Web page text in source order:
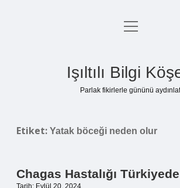
Anasayfa
Yasal Uyarı
menüyü
Işıltılı Bilgi
Parlak fikirlerle gününü
Etiket: Yatak böceği neden olur
Chagas Hastalığı Türkiyede
Tarih: Eylül 20, 2024